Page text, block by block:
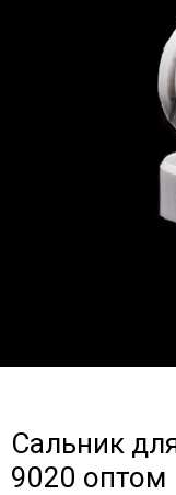
Сальник
9020 оптом